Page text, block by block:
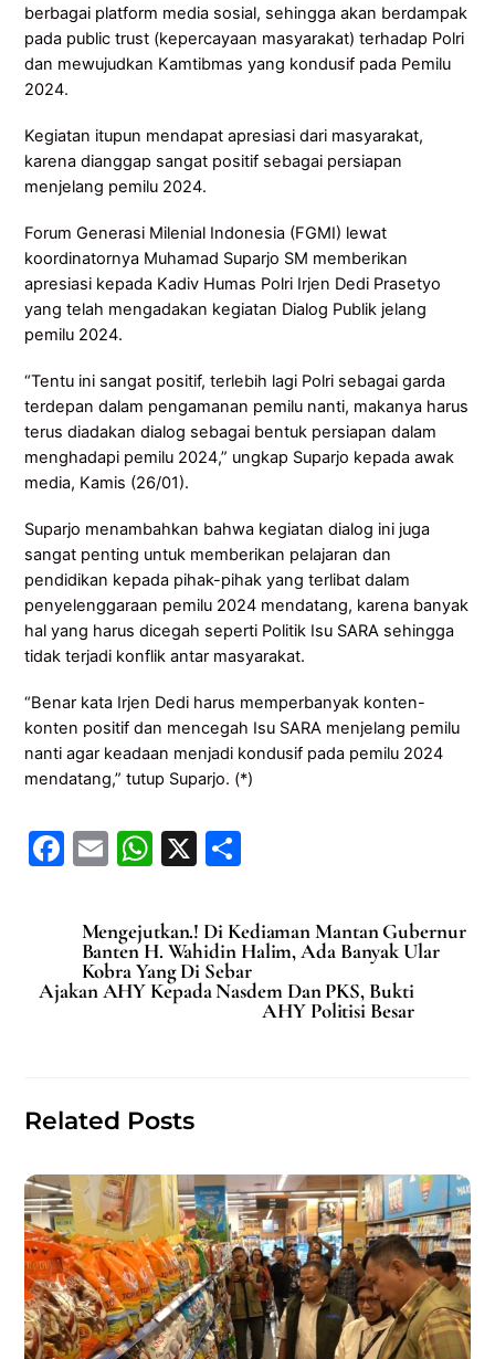
berbagai platform media sosial, sehingga akan berdampak
pada public trust (kepercayaan masyarakat) terhadap Polri
dan mewujudkan Kamtibmas yang kondusif pada Pemilu
2024.
Kegiatan itupun mendapat apresiasi dari masyarakat,
karena dianggap sangat positif sebagai persiapan
menjelang pemilu 2024.
Forum Generasi Milenial Indonesia (FGMI) lewat
koordinatornya Muhamad Suparjo SM memberikan
apresiasi kepada Kadiv Humas Polri Irjen Dedi Prasetyo
yang telah mengadakan kegiatan Dialog Publik jelang
pemilu 2024.
“Tentu ini sangat positif, terlebih lagi Polri sebagai garda
terdepan dalam pengamanan pemilu nanti, makanya harus
terus diadakan dialog sebagai bentuk persiapan dalam
menghadapi pemilu 2024,” ungkap Suparjo kepada awak
media, Kamis (26/01).
Suparjo menambahkan bahwa kegiatan dialog ini juga
sangat penting untuk memberikan pelajaran dan
pendidikan kepada pihak-pihak yang terlibat dalam
penyelenggaraan pemilu 2024 mendatang, karena banyak
hal yang harus dicegah seperti Politik Isu SARA sehingga
tidak terjadi konflik antar masyarakat.
“Benar kata Irjen Dedi harus memperbanyak konten-
konten positif dan mencegah Isu SARA menjelang pemilu
nanti agar keadaan menjadi kondusif pada pemilu 2024
mendatang,” tutup Suparjo. (*)
F
c
e
b
E
ai
l
W
at
s
A
X
ar
e
Mengejutkan.! Di Kediaman Mantan Gubernur
Banten H. Wahidin Halim, Ada Banyak Ular
Kobra Yang Di Sebar
Ajakan AHY Kepada Nasdem Dan PKS, Bukti
AHY Politisi Besar
Related Posts